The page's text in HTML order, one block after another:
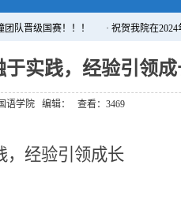
晋级国赛！！！ · ​祝贺我院在2024
于实践，经验引领
语学院 编辑： 查看： 3469
，经验引领成长